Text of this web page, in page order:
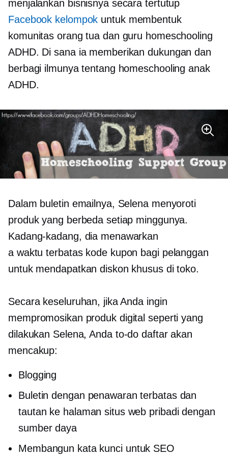
menjalankan bisnisnya secara tertutup
Facebook kelompok untuk membentuk
komunitas orang tua dan guru homeschooling
ADHD. Di sana ia memberikan dukungan dan
berbagi ilmunya tentang homeschooling anak
ADHD.
Dalam buletin emailnya, Selena menyoroti
produk yang berbeda setiap minggunya.
Kadang-kadang, dia menawarkan
a waktu terbataskode kupon bagi pelanggan
untuk mendapatkan diskon khusus di toko.
Secara keseluruhan, jika Anda ingin
mempromosikan produk digital seperti yang
dilakukan Selena, Anda to-do daftar akan
mencakup:
Blogging
Buletin dengan penawaran terbatas dan
tautan ke halaman situs web pribadi dengan
sumber daya
Membangun kata kunci untuk SEO